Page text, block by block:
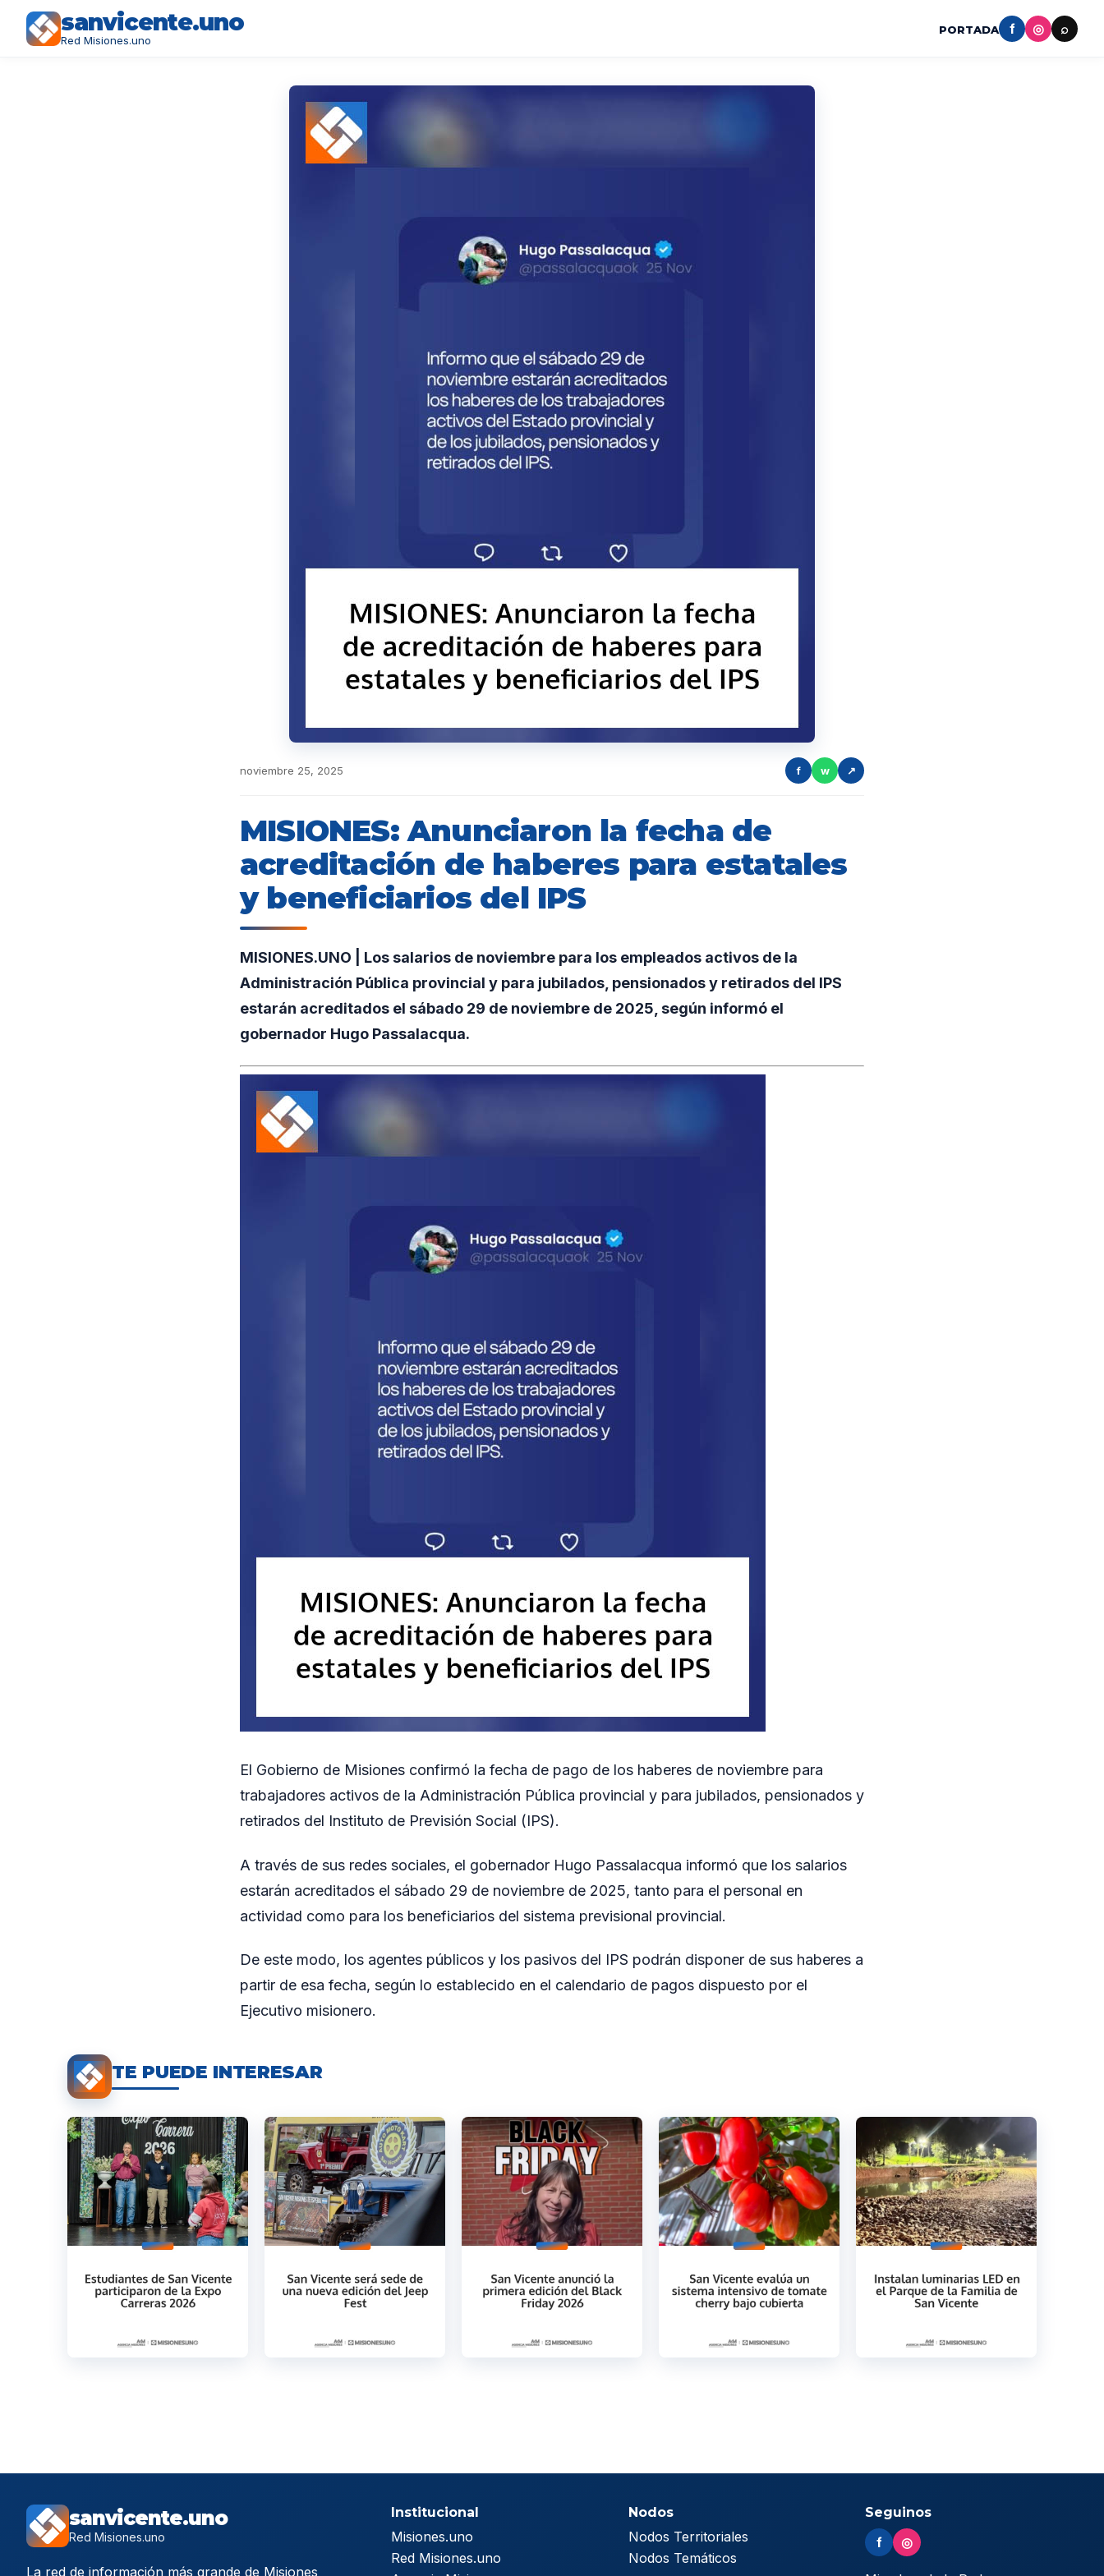
sanvicente.uno
Red Misiones.uno
PORTADA f ◎ ⌕
noviembre 25, 2025 f w ↗
MISIONES: Anunciaron la fecha de
acreditación de haberes para estatales
y beneficiarios del IPS
MISIONES.UNO | Los salarios de noviembre para los empleados activos de la
Administración Pública provincial y para jubilados, pensionados y retirados del IPS
estarán acreditados el sábado 29 de noviembre de 2025, según informó el
gobernador Hugo Passalacqua.
El Gobierno de Misiones confirmó la fecha de pago de los haberes de noviembre para
trabajadores activos de la Administración Pública provincial y para jubilados, pensionados y
retirados del Instituto de Previsión Social (IPS).
A través de sus redes sociales, el gobernador Hugo Passalacqua informó que los salarios
estarán acreditados el sábado 29 de noviembre de 2025, tanto para el personal en
actividad como para los beneficiarios del sistema previsional provincial.
De este modo, los agentes públicos y los pasivos del IPS podrán disponer de sus haberes a
partir de esa fecha, según lo establecido en el calendario de pagos dispuesto por el
Ejecutivo misionero.
TE PUEDE INTERESAR
sanvicente.uno
Red Misiones.uno
La red de información más grande de Misiones
Institucional
Misiones.uno
Red Misiones.uno
Nodos
Nodos Territoriales
Nodos Temáticos
Seguinos
f ◎